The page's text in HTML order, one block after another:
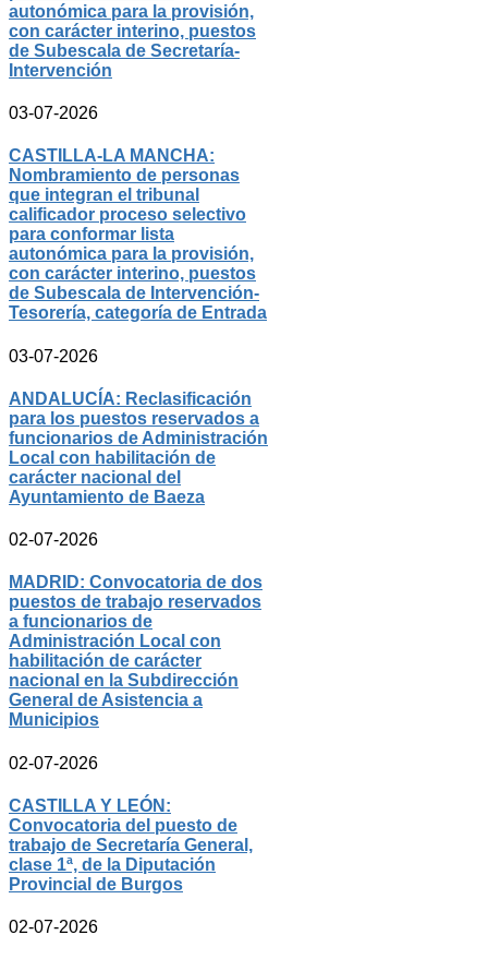
autonómica para la provisión,
con carácter interino, puestos
de Subescala de Secretaría-
Intervención
03-07-2026
CASTILLA-LA MANCHA:
Nombramiento de personas
que integran el tribunal
calificador proceso selectivo
para conformar lista
autonómica para la provisión,
con carácter interino, puestos
de Subescala de Intervención-
Tesorería, categoría de Entrada
03-07-2026
ANDALUCÍA: Reclasificación
para los puestos reservados a
funcionarios de Administración
Local con habilitación de
carácter nacional del
Ayuntamiento de Baeza
02-07-2026
MADRID: Convocatoria de dos
puestos de trabajo reservados
a funcionarios de
Administración Local con
habilitación de carácter
nacional en la Subdirección
General de Asistencia a
Municipios
02-07-2026
CASTILLA Y LEÓN:
Convocatoria del puesto de
trabajo de Secretaría General,
clase 1ª, de la Diputación
Provincial de Burgos
02-07-2026